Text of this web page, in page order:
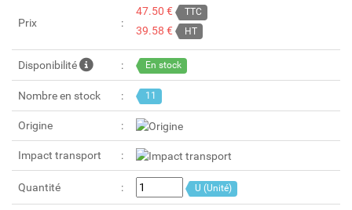
Prix
47.50 € TTC
39.58 € HT
Disponibilité En stock
Nombre en stock 11
Origine
Impact transport
Quantité U (Unité)